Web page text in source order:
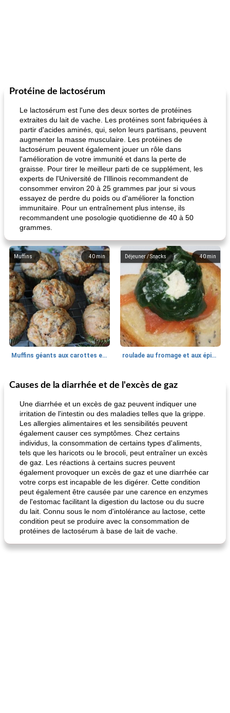
Protéine de lactosérum
Le lactosérum est l'une des deux sortes de protéines
extraites du lait de vache. Les protéines sont fabriquées à
partir d'acides aminés, qui, selon leurs partisans, peuvent
augmenter la masse musculaire. Les protéines de
lactosérum peuvent également jouer un rôle dans
l'amélioration de votre immunité et dans la perte de
graisse. Pour tirer le meilleur parti de ce supplément, les
experts de l'Université de l'Illinois recommandent de
consommer environ 20 à 25 grammes par jour si vous
essayez de perdre du poids ou d'améliorer la fonction
immunitaire. Pour un entraînement plus intense, ils
recommandent une posologie quotidienne de 40 à 50
grammes.
40 min
Muffins
Muffins géants aux carottes et à la banane de Nif
40 min
Déjeuner / Snacks
roulade au fromage et aux épinards
30min
Marques de confiance: recettes et
fiesta tostadas
Viande et volaille
le méga's jopp joes
Causes de la diarrhée et de l'excès de gaz
Une diarrhée et un excès de gaz peuvent indiquer une
irritation de l'intestin ou des maladies telles que la grippe.
Les allergies alimentaires et les sensibilités peuvent
également causer ces symptômes. Chez certains
individus, la consommation de certains types d'aliments,
tels que les haricots ou le brocoli, peut entraîner un excès
de gaz. Les réactions à certains sucres peuvent
également provoquer un excès de gaz et une diarrhée car
votre corps est incapable de les digérer. Cette condition
peut également être causée par une carence en enzymes
de l'estomac facilitant la digestion du lactose ou du sucre
du lait. Connu sous le nom d'intolérance au lactose, cette
condition peut se produire avec la consommation de
protéines de lactosérum à base de lait de vache.